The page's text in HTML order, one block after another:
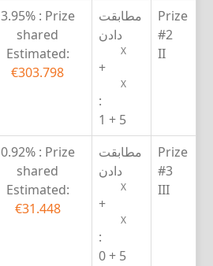
Prize
#2
II
مطابقت
دادن
X
+
X
:
5 + 1
Prize :
3.95%
shared
Estimated:
€303.798
Prize
#3
III
مطابقت
دادن
X
+
X
:
5 + 0
Prize :
0.92%
shared
Estimated:
€31.448